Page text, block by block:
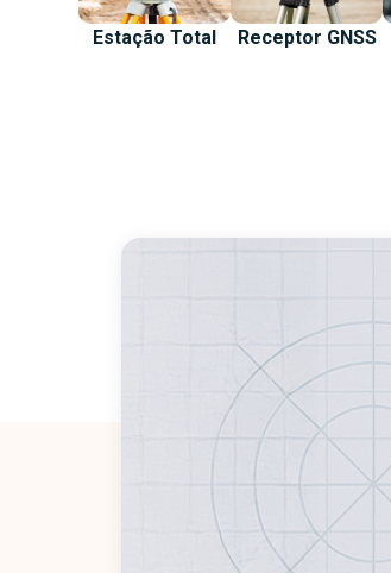
Estação Total Receptor GNSS